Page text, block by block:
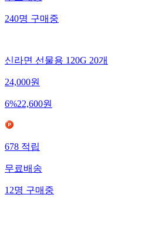
240명 구매중
신라면 선물용 120G 20개
24,000원
6%22,600원
678 적립
무료배송
12명 구매중